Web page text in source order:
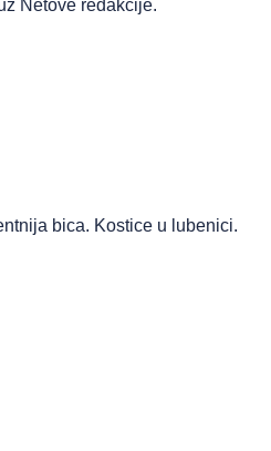
Netove redakcije.
bica. Kostice u lubenici.